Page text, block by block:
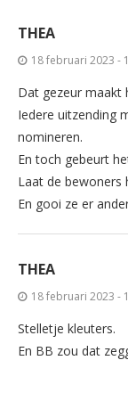
THEA
18 februari 2023 -
Dat gezeur maakt
Iedere uitzending
nomineren.
En toch gebeurt
Laat de bewoners
En gooi ze er
THEA
18 februari 2023 -
Stelletje kleuters.
En BB zou dat